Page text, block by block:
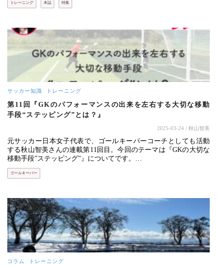
トレーニング 本誌 特集
サッカー知識 トレーニング
第11回『GKのパフォーマンスの出来を左右する大切な移動
手段“ステッピング”とは？』
2025-03-24 / 秋山智美
元サッカー日本女子代表で、ゴールキーパーコーチとしても活動
する秋山智美さんの連載第11回目。今回のテーマは『GKの大切な
移動手段”ステッピング”』についてです。…
ゴールキーパー
コラム トレーニング